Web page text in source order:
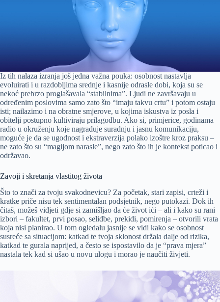
Iz tih nalaza izranja još jedna važna pouka: osobnost nastavlja
evoluirati i u razdobljima srednje i kasnije odrasle dobi, koja su se
nekoć prebrzo proglašavala “stabilnima”. Ljudi ne završavaju u
određenim poslovima samo zato što “imaju takvu crtu” i potom ostaju
isti; nailazimo i na obratne smjerove, u kojima iskustva iz posla i
obitelji postupno kultiviraju prilagodbu. Ako si, primjerice, godinama
radio u okruženju koje nagrađuje suradnju i jasnu komunikaciju,
moguće je da se ugodnost i ekstraverzija polako izoštre kroz praksu –
ne zato što su “magijom narasle”, nego zato što ih je kontekst poticao i
održavao.
Zavoji i skretanja vlastitog života
Što to znači za tvoju svakodnevicu? Za početak, stari zapisi, crteži i
kratke priče nisu tek sentimentalan podsjetnik, nego putokazi. Dok ih
čitaš, možeš vidjeti gdje si zamišljao da će život ići – ali i kako su rani
izbori – fakultet, prvi posao, selidbe, prekidi, pomirenja – otvorili vrata
koja nisi planirao. U tom ogledalu jasnije se vidi kako se osobnost
susreće sa situacijom: katkad te tvoja sklonost držala dalje od rizika,
katkad te gurala naprijed, a često se ispostavilo da je “prava mjera”
nastala tek kad si ušao u novu ulogu i morao je naučiti živjeti.